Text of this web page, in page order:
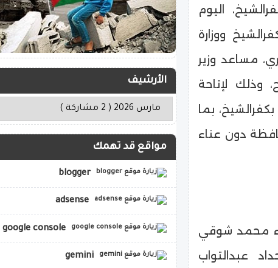
اليوم
ووزارة
مساعد وزير
وذلك لإتاحة
بما
دون عناء
محمد شوقي
عبدالتواب
الأرشيف
مواقع قد تهمك
blogger